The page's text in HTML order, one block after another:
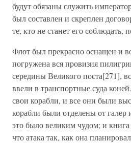
будут обязаны служить
был составлен и скреплен
те, кто не станет его соблюдать,
Флот был прекрасно оснащен и
погружена вся провизия
середины Великого поста[271],
ввели в транспортные суда
свои корабли, и все они были
корабли были отделены от галер
это было великим чудом; и книга
что атака так, как она